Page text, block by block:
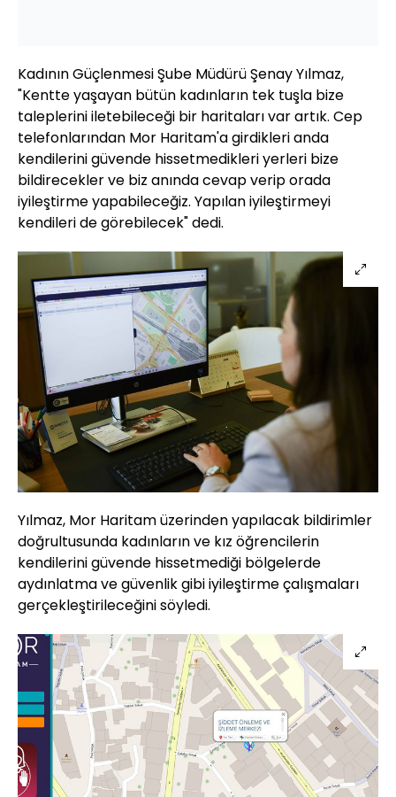
Kadının Güçlenmesi Şube Müdürü Şenay Yılmaz,
"Kentte yaşayan bütün kadınların tek tuşla bize
taleplerini iletebileceği bir haritaları var artık. Cep
telefonlarından Mor Haritam'a girdikleri anda
kendilerini güvende hissetmedikleri yerleri bize
bildirecekler ve biz anında cevap verip orada
iyileştirme yapabileceğiz. Yapılan iyileştirmeyi
kendileri de görebilecek" dedi.
Yılmaz, Mor Haritam üzerinden yapılacak bildirimler
doğrultusunda kadınların ve kız öğrencilerin
kendilerini güvende hissetmediği bölgelerde
aydınlatma ve güvenlik gibi iyileştirme çalışmaları
gerçekleştirileceğini söyledi.